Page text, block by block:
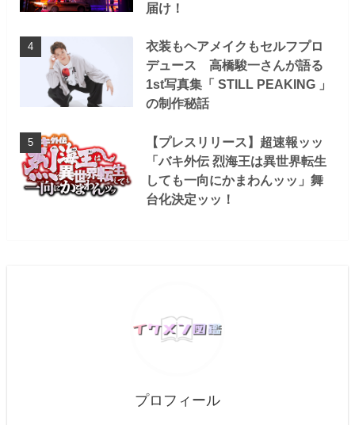
届け！
衣装もヘアメイクもセルフプロ
デュース 高橋駿一さんが語る
1st写真集「 STILL PEAKING 」
の制作秘話
【プレスリリース】超速報ッッ
「バキ外伝 烈海王は異世界転生
しても一向にかまわんッッ」舞
台化決定ッッ！
プロフィール